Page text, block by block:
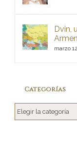
Dvin,
marzo
Categorías
Categorías